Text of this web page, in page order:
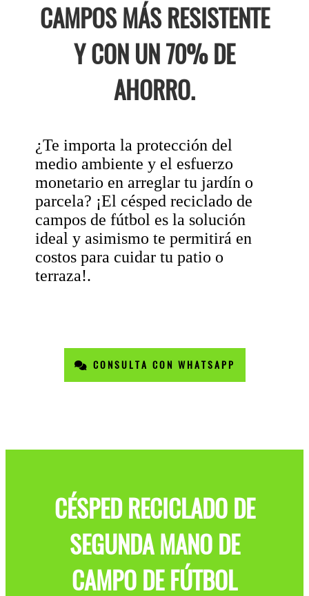
CAMPOS MÁS RESISTENTE
Y CON UN 70% DE
AHORRO.
¿Te importa la protección del
medio ambiente y el esfuerzo
monetario en arreglar tu jardín o
parcela? ¡El césped reciclado de
campos de fútbol es la solución
ideal y asimismo te permitirá en
costos para cuidar tu patio o
terraza!.
CONSULTA CON WHATSAPP
CÉSPED RECICLADO DE
SEGUNDA MANO DE
CAMPO DE FÚTBOL